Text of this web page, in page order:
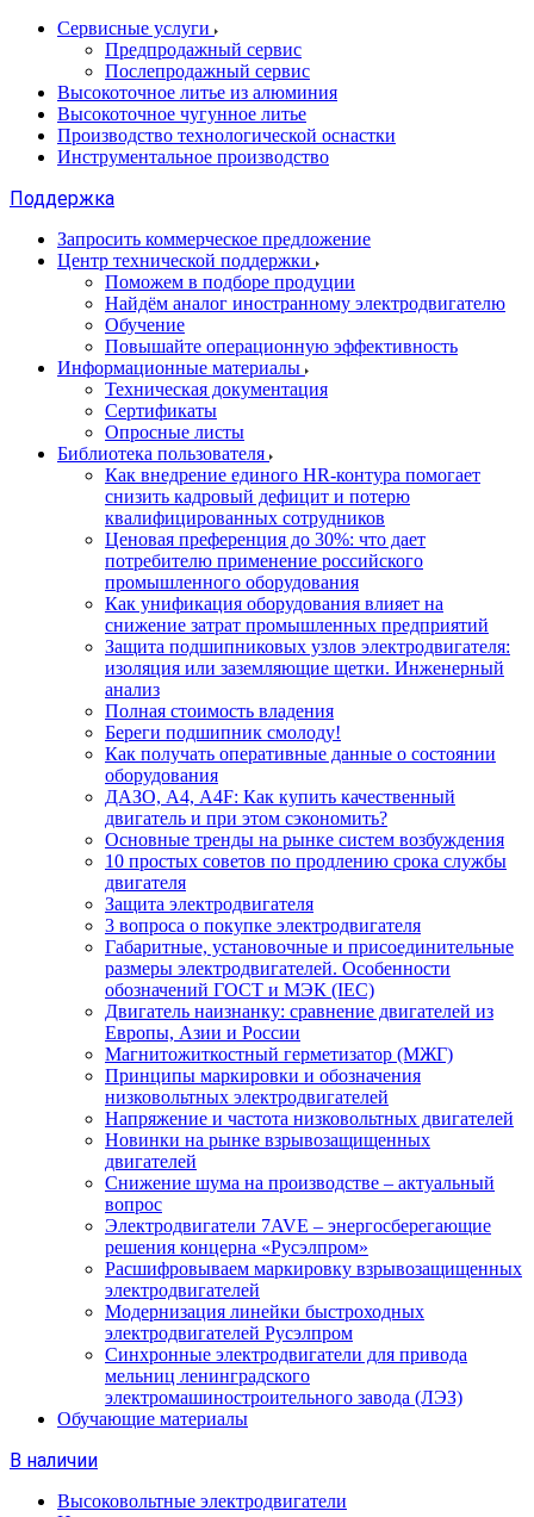
Сервисные услуги
Предпродажный сервис
Послепродажный сервис
Высокоточное литье из алюминия
Высокоточное чугунное литье
Производство технологической оснастки
Инструментальное производство
Поддержка
Запросить коммерческое предложение
Центр технической поддержки
Поможем в подборе продуции
Найдём аналог иностранному электродвигателю
Обучение
Повышайте операционную эффективность
Информационные материалы
Техническая документация
Сертификаты
Опросные листы
Библиотека пользователя
Как внедрение единого HR-контура помогает
снизить кадровый дефицит и потерю
квалифицированных сотрудников
Ценовая преференция до 30%: что дает
потребителю применение российского
промышленного оборудования
Как унификация оборудования влияет на
снижение затрат промышленных предприятий
Защита подшипниковых узлов электродвигателя:
изоляция или заземляющие щетки. Инженерный
анализ
Полная стоимость владения
Береги подшипник смолоду!
Как получать оперативные данные о состоянии
оборудования
ДАЗО, А4, А4F: Как купить качественный
двигатель и при этом сэкономить?
Основные тренды на рынке систем возбуждения
10 простых советов по продлению срока службы
двигателя
Защита электродвигателя
3 вопроса о покупке электродвигателя
Габаритные, установочные и присоединительные
размеры электродвигателей. Особенности
обозначений ГОСТ и МЭК (IEC)
Двигатель наизнанку: сравнение двигателей из
Европы, Азии и России
Магнитожиткостный герметизатор (МЖГ)
Принципы маркировки и обозначения
низковольтных электродвигателей
Напряжение и частота низковольтных двигателей
Новинки на рынке взрывозащищенных
двигателей
Снижение шума на производстве – актуальный
вопрос
Электродвигатели 7AVE – энергосберегающие
решения концерна «Русэлпром»
Расшифровываем маркировку взрывозащищенных
электродвигателей
Модернизация линейки быстроходных
электродвигателей Русэлпром
Синхронные электродвигатели для привода
мельниц ленинградского
электромашиностроительного завода (ЛЭЗ)
Обучающие материалы
В наличии
Высоковольтные электродвигатели